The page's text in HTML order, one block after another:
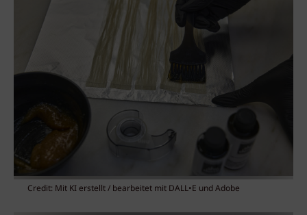
Credit: Mit KI erstellt / bearbeitet mit DALL•E und Adobe